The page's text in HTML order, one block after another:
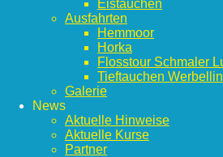
Eistauchen
Ausfahrten
Hemmoor
Horka
Flosstour Schmaler
Tieftauchen
Galerie
News
Aktuelle Hinweise
Aktuelle Kurse
Partner